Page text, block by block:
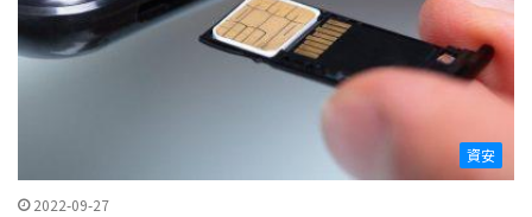
資安
2022-09-27